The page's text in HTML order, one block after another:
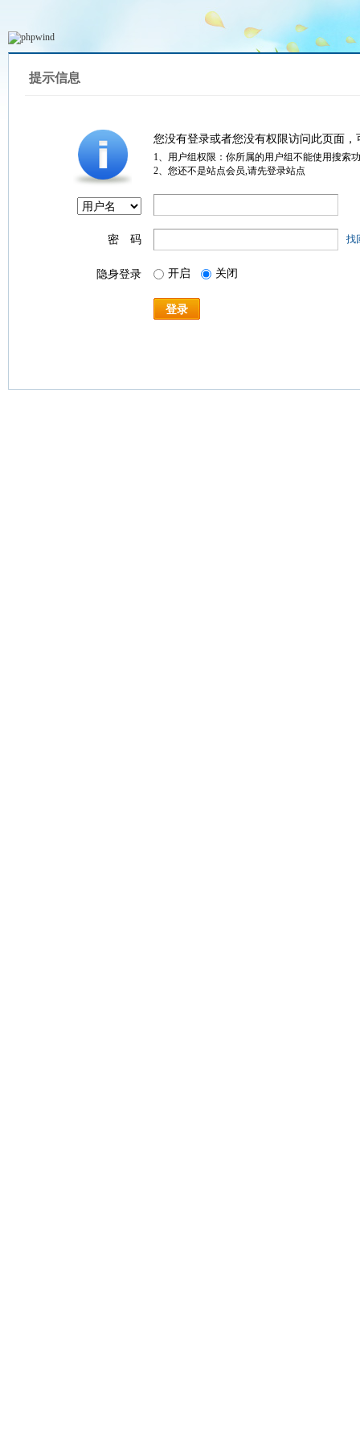
提示信息
您没有登录或者您没有权限访问此页面
1、用户组权限：你所属的用户组不能使用搜索
2、您还不是站点会员,请先登录站点
密 码 找
隐身登录 开启 关闭
登录